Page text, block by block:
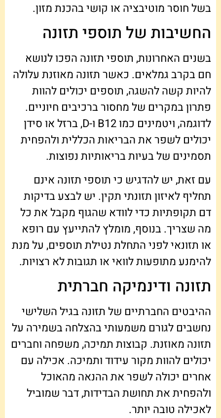
בשל חוסר מוטיבציה או קושי בהכנת מזון.
החשיבות של תוספי תזונה
בשנים האחרונות, תוספי תזונה הפכו לנושא
חם בקרב גמלאים. כאשר תזונה מאוזנת עלולה
להיות קשה להשגה, תוספים יכולים להוות
פתרון במקרים של מחסור ברכיבים חיוניים.
לדוגמה, ויטמינים כמו B12 ו-D, ברזל או סידן
יכולים לשפר את הבריאות הכללית ולהפחית
תסמינים של בעיות בריאותיות נפוצות.
עם זאת, יש להדגיש כי תוספי תזונה אינם
תחליף לאיזון תזונתי תקין. יש לבצע בדיקות
דם תקופתיות כדי לוודא שהגוף מקבל את כל
מה שצריך. בנוסף, מומלץ להתייעץ עם רופא
או תזונאי לפני התחלת נטילת תוספים, על מנת
להימנע מתופעות לוואי או תגובות לא רצויות.
תזונה ודינמיקה חברתית
ההיבטים החברתיים של תזונה בגיל השלישי
נחשבים לגורם משמעותי בהצלחה בשמירה על
תזונה מאוזנת. קבוצות תמיכה, משפחה וחברים
יכולים להוות מקור עידוד ותמיכה. אכילה עם
אחרים יכולה לשפר את ההנאה מהאוכל
ולהפחית את תחושת הבדידות, דבר שמוביל
לאכילה טובה יותר.